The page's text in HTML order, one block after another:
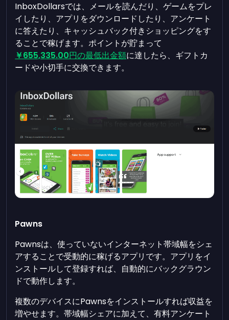
InboxDollarsでは、メールを読んだり、ゲームをプレ
イしたり、アプリをダウンロードしたり、アンケート
に答えたり、キャッシュバック付きショッピングをす
ることで稼げます。ポイントが貯まって
￥655,335.00円の最低出金額に達したら、ギフトカ
ードや小切手に交換できます。
Pawns
Pawnsは、使っていないインターネット帯域幅をシェ
アすることで受動的に稼げるアプリです。アプリをイ
ンストールして登録すれば、自動的にバックグラウン
ドで動作します。
複数のデバイスにPawnsをインストールすれば収益を
増やせます。帯域幅シェアに加えて、有料アンケート